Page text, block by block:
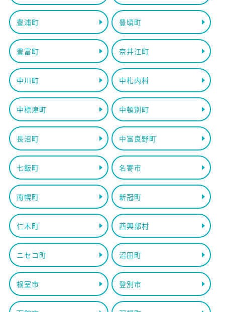
豊浦町 豊頃町
豊富町 奈井江町
中川町 中札内村
中標津町 中頓別町
長沼町 中富良野町
七飯町 名寄市
南幌町 新冠町
仁木町 西興部村
ニセコ町 沼田町
根室市 登別市